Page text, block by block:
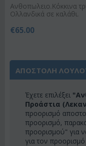
Ανθοπωλειο.Κόκκινα
Ολλανδικά σε καλάθι.
€65.00
ΑΠΟΣΤΟΛΗ
Έχετε επιλέξει
Προάστια
προορισμό
προορισμό,
προορισμού" για
για τον